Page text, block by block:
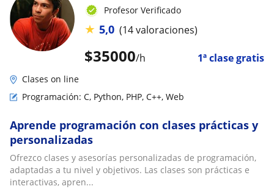
$35000/h 1ª clase gratis
Profesor Verificado
★ 5,0 (14 valoraciones)
Clases on line
Programación: C, Python, PHP, C++, Web
Aprende programación con clases prácticas y
personalizadas
Ofrezco clases y asesorías personalizadas de programación,
adaptadas a tu nivel y objetivos. Las clases son prácticas e
interactivas, apren...